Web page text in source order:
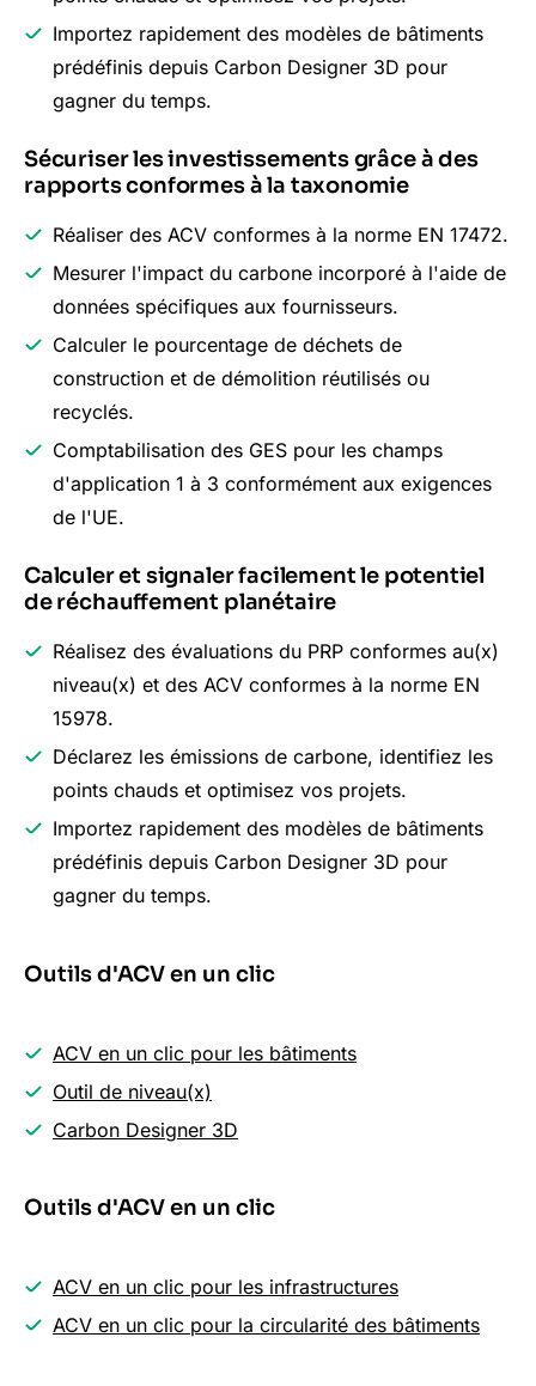
Importez rapidement des modèles de bâtiments
prédéfinis depuis Carbon Designer 3D pour
gagner du temps.
Sécuriser les investissements grâce à des
rapports conformes à la taxonomie
Réaliser des ACV conformes à la norme EN 17472.
Mesurer l'impact du carbone incorporé à l'aide de
données spécifiques aux fournisseurs.
Calculer le pourcentage de déchets de
construction et de démolition réutilisés ou
recyclés.
Comptabilisation des GES pour les champs
d'application 1 à 3 conformément aux exigences
de l'UE.
Calculer et signaler facilement le potentiel
de réchauffement planétaire
Réalisez des évaluations du PRP conformes au(x)
niveau(x) et des ACV conformes à la norme EN
15978.
Déclarez les émissions de carbone, identifiez les
points chauds et optimisez vos projets.
Importez rapidement des modèles de bâtiments
prédéfinis depuis Carbon Designer 3D pour
gagner du temps.
Outils d'ACV en un clic
ACV en un clic pour les bâtiments
Outil de niveau(x)
Carbon Designer 3D
Outils d'ACV en un clic
ACV en un clic pour les infrastructures
ACV en un clic pour la circularité des bâtiments